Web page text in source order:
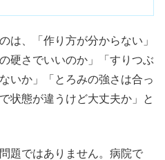
は、「作り方が分からない」
硬さでいいのか」「すりつぶ
いか」「とろみの強さは合っ
状態が違うけど大丈夫か」と
題ではありません。病院で